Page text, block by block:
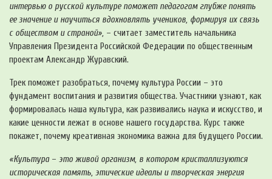
интервью о русской культуре поможет педагогам глубже понять
ее значение и научиться вдохновлять учеников, формируя их связь
с обществом и страной», – считает заместитель начальника
Управления Президента Российской Федерации по общественным
проектам Александр Журавский.
Трек поможет разобраться, почему культура России – это
фундамент воспитания и развития общества. Участники узнают, как
формировалась наша культура, как развивались наука и искусство, и
какие ценности лежат в основе нашего государства. Курс также
покажет, почему креативная экономика важна для будущего России.
«Культура – это живой организм, в котором кристаллизуются
историческая память, этические идеалы и творческая энергия